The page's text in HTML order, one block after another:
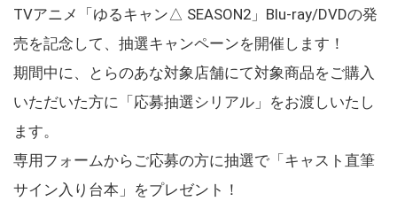
TVアニメ「ゆるキャン△ SEASON2」Blu-ray/DVDの発
売を記念して、抽選キャンペーンを開催します！
期間中に、とらのあな対象店舗にて対象商品をご購入
いただいた方に「応募抽選シリアル」をお渡しいたし
ます。
専用フォームからご応募の方に抽選で「キャスト直筆
サイン入り台本」をプレゼント！